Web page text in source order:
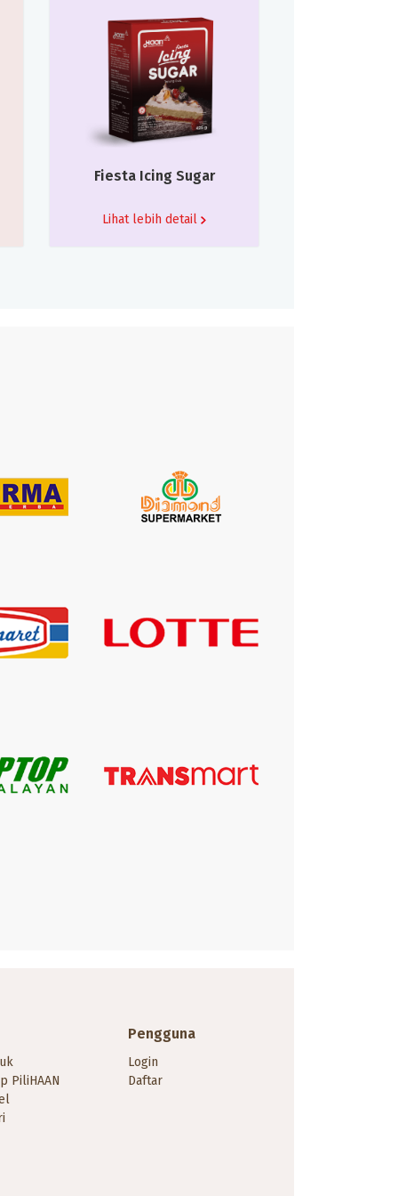
Fiesta Icing Sugar
Lihat lebih detail
PiliHAAN
Pengguna
Login
Daftar